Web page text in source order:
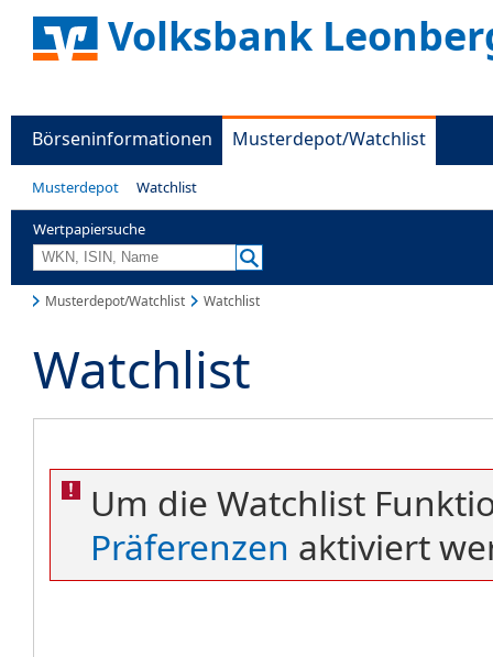
Volksbank
Börseninformationen Musterdepot/Watchlist
Musterdepot Watchlist
Wertpapiersuche
Musterdepot/Watchlist Watchlist
Watchlist
Um die Watchlist
Präferenzen aktiviert